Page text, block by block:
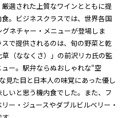
選された上質なワインとともに提
。ビジネスクラスでは、世界各国
ネチャー・メニューが登場しま
で提供されるのは、旬の野菜と乾
（ななくさ）」の前沢リカ氏の監
ー。駅弁ならぬおしゃれな“空
見た目と日本人の味覚にあった優し
いと思う機内食でした。また、フ
ー・ジュースやダブルビルベリー・